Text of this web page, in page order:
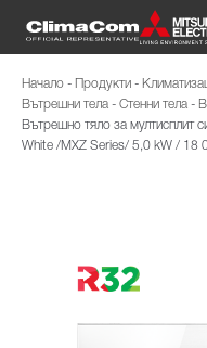
Начало - Продукти -
Вътрешни тела - Стенни тела -
Вътрешно тяло за мултисплит
White /MXZ Series/ 5,0 kW / 18